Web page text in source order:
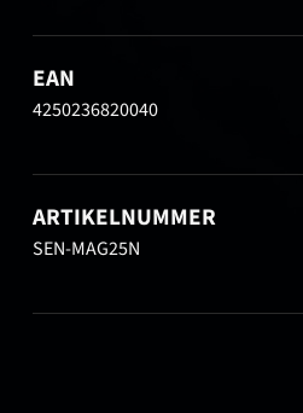
EAN
4250236820040
ARTIKELNUMMER
SEN-MAG25N